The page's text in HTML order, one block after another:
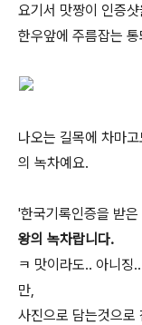
요기서 맛짱이 인증
한우앞에 주름잡는
나오는 길목에 차마
의 녹차예요.
'한국기록인증을 받
왕의 녹차랍니다.
ㅋ 맛이라도.. 아니징
만,
사진으로 담는것으로